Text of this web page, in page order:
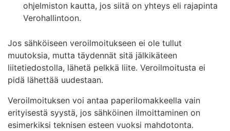
ohjelmiston kautta, jos siitä on yhteys eli rajapinta
Verohallintoon.
Jos sähköiseen veroilmoitukseen ei ole tullut
muutoksia, mutta täydennät sitä jälkikäteen
liitetiedostolla, lähetä pelkkä liite. Veroilmoitusta ei
pidä lähettää uudestaan.
Veroilmoituksen voi antaa paperilomakkeella vain
erityisestä syystä, jos sähköinen ilmoittaminen on
esimerkiksi teknisen esteen vuoksi mahdotonta.